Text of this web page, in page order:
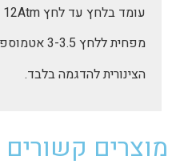
עומד בלחץ עד לחץ 200psi / 12Atm.
מפחית ללחץ 3-3.5 אטמוספרות.
הצינורית להדגמה בלבד.
מוצרים קשורים